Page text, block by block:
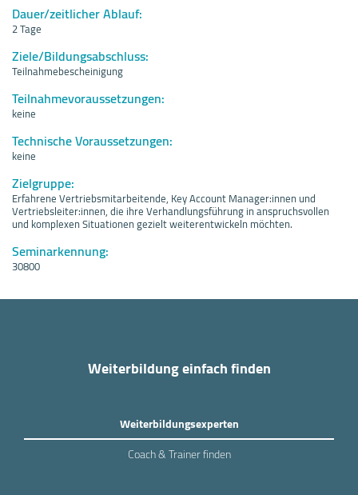
Dauer/zeitlicher Ablauf:
2 Tage
Ziele/Bildungsabschluss:
Teilnahmebescheinigung
Teilnahmevoraussetzungen:
keine
Technische Voraussetzungen:
keine
Zielgruppe:
Erfahrene Vertriebsmitarbeitende, Key Account Manager:innen und
Vertriebsleiter:innen, die ihre Verhandlungsführung in anspruchsvollen
und komplexen Situationen gezielt weiterentwickeln möchten.
Seminarkennung:
30800
Weiterbildung einfach finden
Weiterbildungsexperten
Coach & Trainer finden